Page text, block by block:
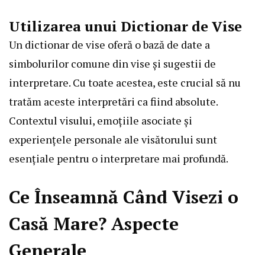
Utilizarea unui Dictionar de Vise
Un dictionar de vise oferă o bază de date a
simbolurilor comune din vise și sugestii de
interpretare. Cu toate acestea, este crucial să nu
tratăm aceste interpretări ca fiind absolute.
Contextul visului, emoțiile asociate și
experiențele personale ale visătorului sunt
esențiale pentru o interpretare mai profundă.
Ce Înseamnă Când Visezi o
Casă Mare? Aspecte
Generale